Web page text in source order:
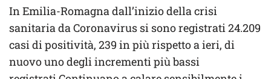
In Emilia-Romagna dall’inizio della crisi
sanitaria da Coronavirus si sono registrati 24.209
casi di positività, 239 in più rispetto a ieri, di
nuovo uno degli incrementi più bassi